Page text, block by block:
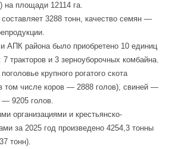
на площади 12114 га.
3288 тонн, качество семян —
АПК района было приобретено 10 единиц
7 тракторов и 3 зерноуборочных комбайна.
крупного рогатого скота
том числе коров — 2888 голов), свиней —
— 9205 голов.
организациями и крестьянско-
за 2025 год произведено 4254,3 тонны
тонн).